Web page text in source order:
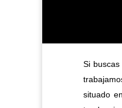
Si buscas
situado